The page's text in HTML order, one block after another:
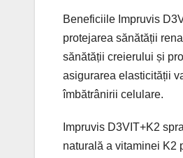
Beneficiile Impruvis
protejarea sănătății
sănătății creierului și
asigurarea elasticității
îmbătrânirii celulare.
Impruvis D3VIT+K2
naturală a vitaminei K2